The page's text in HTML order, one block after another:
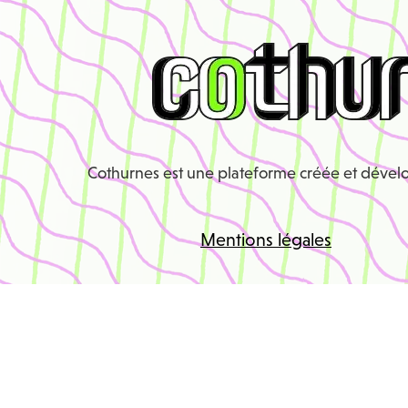
Cothurnes est une plateforme créée et
Mentions légales